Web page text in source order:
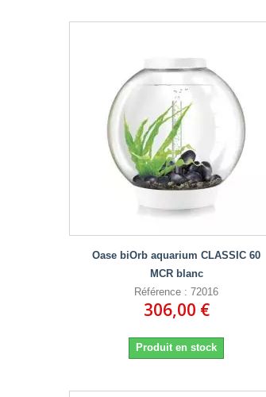
Oase biOrb aquarium CLASSIC 60
MCR blanc
Référence : 72016
306,00 €
Produit en stock